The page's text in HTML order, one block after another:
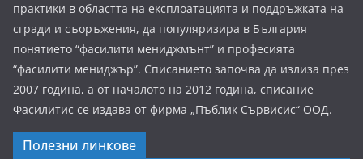
практики в областта на експлоатацията и поддръжката на
сгради и съоръжения, да популяризира в България
понятието “фасилити мениджмънт” и професията
“фасилити мениджър”. Списанието започва да излиза през
2007 година, а от началото на 2012 година, списание
Фасилитис се издава от фирма „Пъблик Сървисис“ ООД.
Полезни линкове